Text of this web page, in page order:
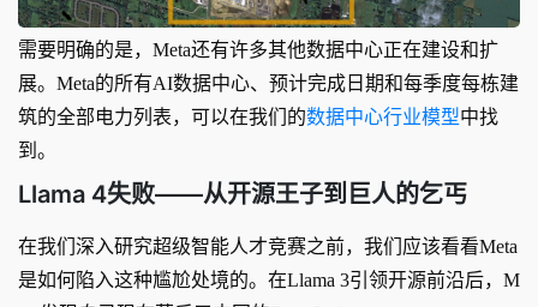
需要明确的是，Meta还有许多其他数据中心正在建设和扩
展。Meta的所有AI数据中心、预计完成日期和每季度每栋建
筑的全部电力列表，可以在我们的数据中心行业模型中找
到。
Llama 4失败——从开源王子到巨人的乞丐
在我们深入研究超级智能人才竞赛之前，我们应该看看Meta
是如何陷入这种尴尬处境的。在Llama 3引领开源前沿后，M